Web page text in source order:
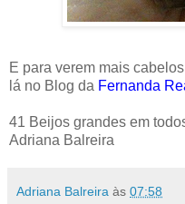
E para verem mais
lá no Blog da Fernanda
41 Beijos grandes em
Adriana Balreira
Adriana Balreira às 07:58